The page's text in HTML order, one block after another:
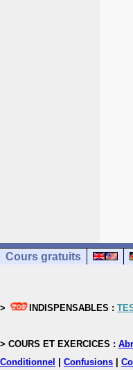
Cours gratuits
> INDISPENSABLES :
> COURS ET EXERCICES :
Conditionnel
Confusions